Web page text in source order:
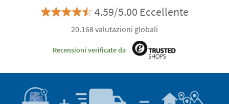
4.59/5.00 Eccellente
20.168 valutazioni globali
Recensioni verificate da